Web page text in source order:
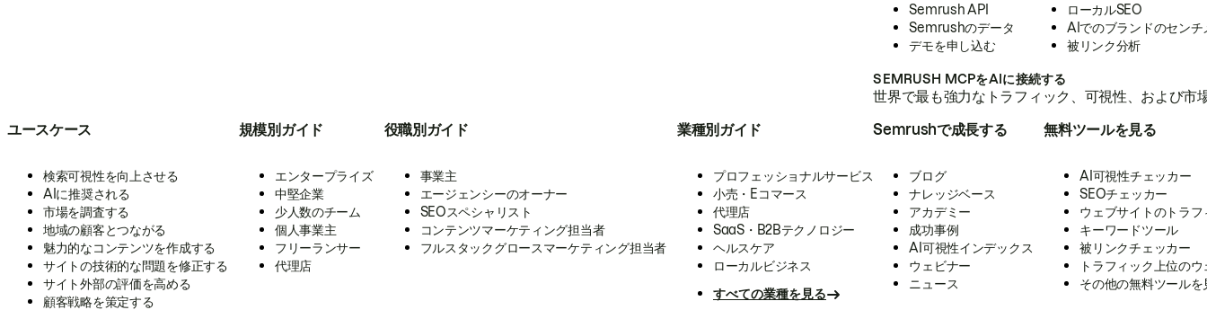
Semrush API
Semrushのデータ
デモを申し込む
ローカルSEO
AIでのブランドのセンチ
被リンク分析
SEMRUSH MCPをAIに接続する
世界で最も強力なトラフィック、可視性、および
ユースケース
検索可視性を向上させる
AIに推奨される
市場を調査する
地域の顧客とつながる
魅力的なコンテンツを作成する
サイトの技術的な問題を修正する
サイト外部の評価を高める
顧客戦略を策定する
規模別ガイド
エンタープライズ
中堅企業
少人数のチーム
個人事業主
フリーランサー
代理店
役職別ガイド
事業主
エージェンシーのオーナー
SEOスペシャリスト
コンテンツマーケティング担当者
フルスタックグロースマーケティング担当者
業種別ガイド
プロフェッショナルサービス
小売・Eコマース
代理店
SaaS・B2Bテクノロジー
ヘルスケア
ローカルビジネス
すべての業種を見る
Semrushで成長する
ブログ
ナレッジベース
アカデミー
成功事例
AI可視性インデックス
ウェビナー
ニュース
無料ツールを見る
AI可視性チェッカー
SEOチェッカー
ウェブサイトのトラ
キーワードツール
被リンクチェッカー
トラフィック上位の
その他の無料ツールを